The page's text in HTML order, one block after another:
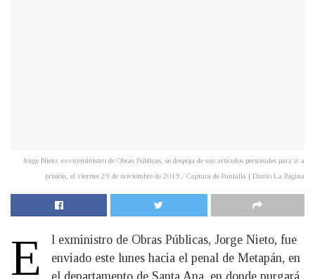
Jorge Nieto, exviceministro de Obras Públicas, se despoja de sus artículos personales para ir a
prisión, el viernes 29 de noviembre de 2019./ Captura de Pantalla | Diario La Página
E
l exministro de Obras Públicas, Jorge Nieto, fue
enviado este lunes hacia el penal de Metapán, en
el departamento de Santa Ana, en donde purgará